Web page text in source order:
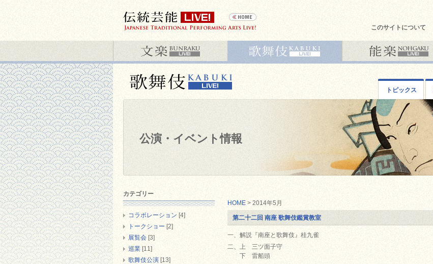
このサイトについて
トピックス
公演・イベント情報
HOME > 2014年5月
第二十二回 南座 歌舞伎鑑賞教室
一、解説『南座と歌舞伎』桂九雀
二、上 三ツ面子守
下 雷船頭
カテゴリー
コラボレーション [4]
トークショー [2]
展覧会 [3]
巡業 [11]
歌舞伎公演 [13]